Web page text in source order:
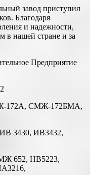
завод приступил
Благодаря
и надежности,
в нашей стране и за
Предприятие
172А, СМЖ-172БМА,
3430, ИВ3432,
652, НВ5223,